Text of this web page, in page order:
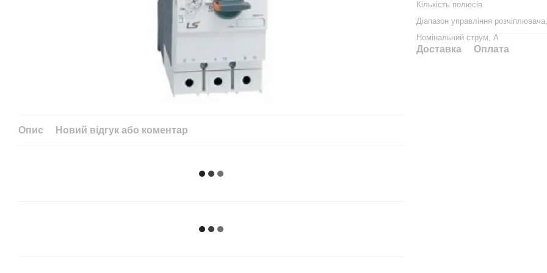
Опис Новий відгук або коментар
Кількість полюсів
Діапазон управління
Номінальний струм, А
Доставка Оплата